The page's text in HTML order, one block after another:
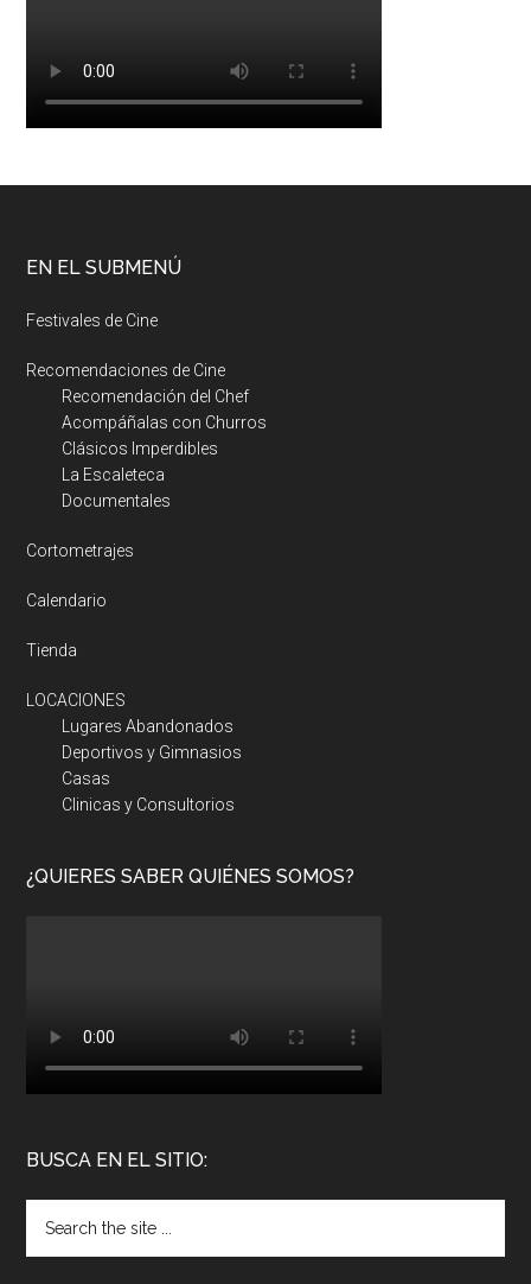
EN EL SUBMENÚ
Festivales de Cine
Recomendaciones de Cine
Recomendación del Chef
Acompáñalas con Churros
Clásicos Imperdibles
La Escaleteca
Documentales
Cortometrajes
Calendario
Tienda
LOCACIONES
Lugares Abandonados
Deportivos y Gimnasios
Casas
Clinicas y Consultorios
¿QUIERES SABER QUIÉNES SOMOS?
BUSCA EN EL SITIO: